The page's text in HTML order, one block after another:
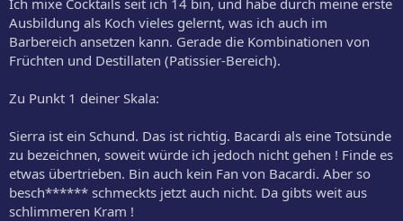
Ausbildung als Koch vieles gelernt, was ich auch im
Barbereich ansetzen kann. Gerade die Kombinationen von
Früchten und Destillaten (Patissier-Bereich).
Zu Punkt 1 deiner Skala:
Sierra ist ein Schund. Das ist richtig. Bacardi als eine Totsünde
zu bezeichnen, soweit würde ich jedoch nicht gehen ! Finde es
etwas übertrieben. Bin auch kein Fan von Bacardi. Aber so
besch****** schmeckts jetzt auch nicht. Da gibts weit aus
schlimmeren Kram !